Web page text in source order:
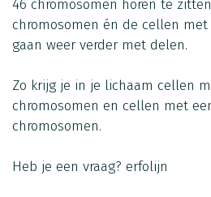
46 chromosomen horen te
chromosomen én de cellen
gaan weer verder met delen.
Zo krijg je in je lichaam cellen
chromosomen en cellen met
chromosomen.
Heb je een vraag? erfolijn